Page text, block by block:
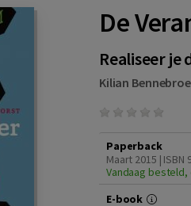
De
Realiseer
Kilian
Paperback
Maart 2015 | ISBN
Vandaag besteld,
E-book